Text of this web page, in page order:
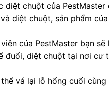
chuột của
diệt chuột, sản phẩm
của PestMaster bạn
đuổi, diệt chuột tại nơi
vá lại lỗ hổng cuối